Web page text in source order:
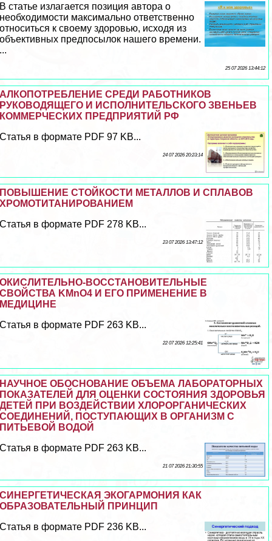
В статье излагается позиция автора о
необходимости максимально ответственно
относиться к своему здоровью, исходя из
объективных предпосылок нашего времени.
...
25 07 2026 13:44:12
АЛКОПОТРЕБЛЕНИЕ СРЕДИ РАБОТНИКОВ
РУКОВОДЯЩЕГО И ИСПОЛНИТЕЛЬСКОГО ЗВЕНЬЕВ
КОММЕРЧЕСКИХ ПРЕДПРИЯТИЙ РФ
Статья в формате PDF 97 KB...
24 07 2026 20:23:14
ПОВЫШЕНИЕ СТОЙКОСТИ МЕТАЛЛОВ И СПЛАВОВ
ХРОМОТИТАНИРОВАНИЕМ
Статья в формате PDF 278 KB...
23 07 2026 13:47:12
ОКИСЛИТЕЛЬНО-ВОССТАНОВИТЕЛЬНЫЕ
СВОЙСТВА KMnO4 И ЕГО ПРИМЕНЕНИЕ В
МЕДИЦИНЕ
Статья в формате PDF 263 KB...
22 07 2026 12:25:41
НАУЧНОЕ ОБОСНОВАНИЕ ОБЪЕМА ЛАБОРАТОРНЫХ
ПОКАЗАТЕЛЕЙ ДЛЯ ОЦЕНКИ СОСТОЯНИЯ ЗДОРОВЬЯ
ДЕТЕЙ ПРИ ВОЗДЕЙСТВИИ ХЛОРОРГАНИЧЕСКИХ
СОЕДИНЕНИЙ, ПОСТУПАЮЩИХ В ОРГАНИЗМ С
ПИТЬЕВОЙ ВОДОЙ
Статья в формате PDF 263 KB...
21 07 2026 21:30:55
СИНЕРГЕТИЧЕСКАЯ ЭКОГАРМОНИЯ КАК
ОБРАЗОВАТЕЛЬНЫЙ ПРИНЦИП
Статья в формате PDF 236 KB...